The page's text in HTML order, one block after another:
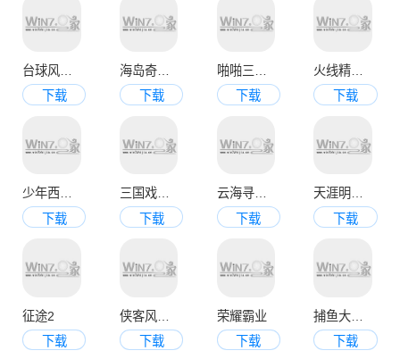
台球风云手机版
下载
海岛奇兵九游官方版
下载
下载
下载
下载
三国戏魏传
下载
云海寻仙记
下载
下载
征途2
下载
侠客风云传online
下载
荣耀霸业
下载
下载